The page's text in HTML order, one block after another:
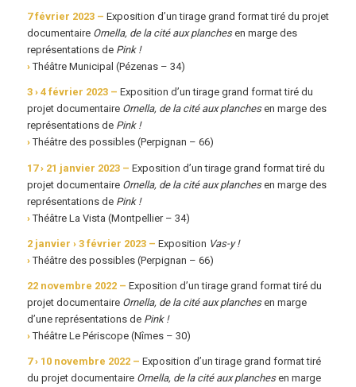
7 février 2023 – Exposition d’un tirage grand format tiré du projet
documentaire Ornella, de la cité aux planchesen marge des
représentations de Pink !
›Théâtre Municipal (Pézenas – 34)
3 › 4 février 2023 – Exposition d’un tirage grand format tiré du
projet documentaire Ornella, de la cité aux planchesen marge des
représentations de Pink !
›Théâtre des possibles (Perpignan – 66)
17 › 21 janvier 2023 – Exposition d’un tirage grand format tiré du
projet documentaire Ornella, de la cité aux planchesen marge des
représentations de Pink !
›Théâtre La Vista (Montpellier – 34)
2 janvier › 3 février 2023 – Exposition Vas-y !
›Théâtre des possibles (Perpignan – 66)
22 novembre 2022 – Exposition d’un tirage grand format tiré du
projet documentaire Ornella, de la cité aux planchesen marge
d’une représentations de Pink !
› Théâtre Le Périscope (Nîmes – 30)
7 › 10 novembre 2022 – Exposition d’un tirage grand format tiré
du projet documentaire Ornella, de la cité aux planchesen marge